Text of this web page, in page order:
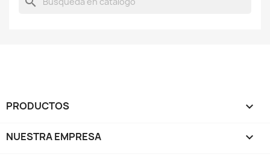
PRODUCTOS 
NUESTRA EMPRESA 